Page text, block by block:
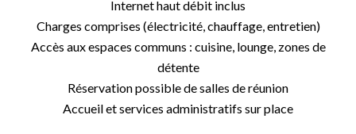
Internet haut débit inclus
Charges comprises (électricité, chauffage, entretien)
Accès aux espaces communs : cuisine, lounge, zones de
détente
Réservation possible de salles de réunion
Accueil et services administratifs sur place